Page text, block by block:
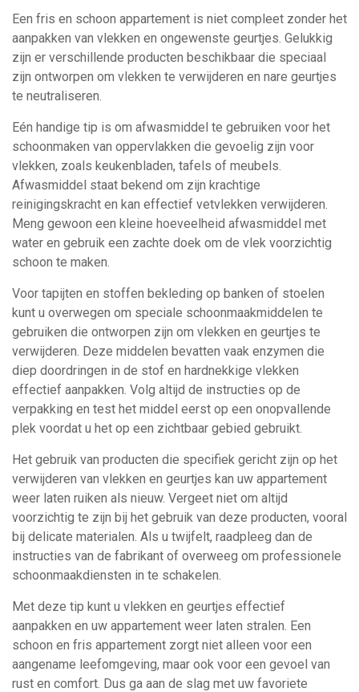
Een fris en schoon appartement is niet compleet zonder het
aanpakken van vlekken en ongewenste geurtjes. Gelukkig
zijn er verschillende producten beschikbaar die speciaal
zijn ontworpen om vlekken te verwijderen en nare geurtjes
te neutraliseren.
Eén handige tip is om afwasmiddel te gebruiken voor het
schoonmaken van oppervlakken die gevoelig zijn voor
vlekken, zoals keukenbladen, tafels of meubels.
Afwasmiddel staat bekend om zijn krachtige
reinigingskracht en kan effectief vetvlekken verwijderen.
Meng gewoon een kleine hoeveelheid afwasmiddel met
water en gebruik een zachte doek om de vlek voorzichtig
schoon te maken.
Voor tapijten en stoffen bekleding op banken of stoelen
kunt u overwegen om speciale schoonmaakmiddelen te
gebruiken die ontworpen zijn om vlekken en geurtjes te
verwijderen. Deze middelen bevatten vaak enzymen die
diep doordringen in de stof en hardnekkige vlekken
effectief aanpakken. Volg altijd de instructies op de
verpakking en test het middel eerst op een onopvallende
plek voordat u het op een zichtbaar gebied gebruikt.
Het gebruik van producten die specifiek gericht zijn op het
verwijderen van vlekken en geurtjes kan uw appartement
weer laten ruiken als nieuw. Vergeet niet om altijd
voorzichtig te zijn bij het gebruik van deze producten, vooral
bij delicate materialen. Als u twijfelt, raadpleeg dan de
instructies van de fabrikant of overweeg om professionele
schoonmaakdiensten in te schakelen.
Met deze tip kunt u vlekken en geurtjes effectief
aanpakken en uw appartement weer laten stralen. Een
schoon en fris appartement zorgt niet alleen voor een
aangename leefomgeving, maar ook voor een gevoel van
rust en comfort. Dus ga aan de slag met uw favoriete